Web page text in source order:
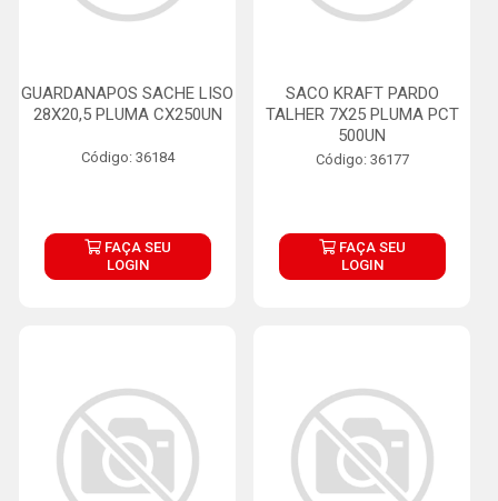
GUARDANAPOS SACHE LISO
28X20,5 PLUMA CX250UN
Código: 36184
FAÇA SEU
LOGIN
SACO KRAFT PARDO
TALHER 7X25 PLUMA PCT
500UN
Código: 36177
FAÇA SEU
LOGIN